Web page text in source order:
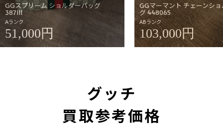
GGスプリーム ショルダーバッグ
387111
Aランク
51,000円
GGマーマント チェーンシ
グ 448065
ABランク
103,000円
グッチ
買取参考価格